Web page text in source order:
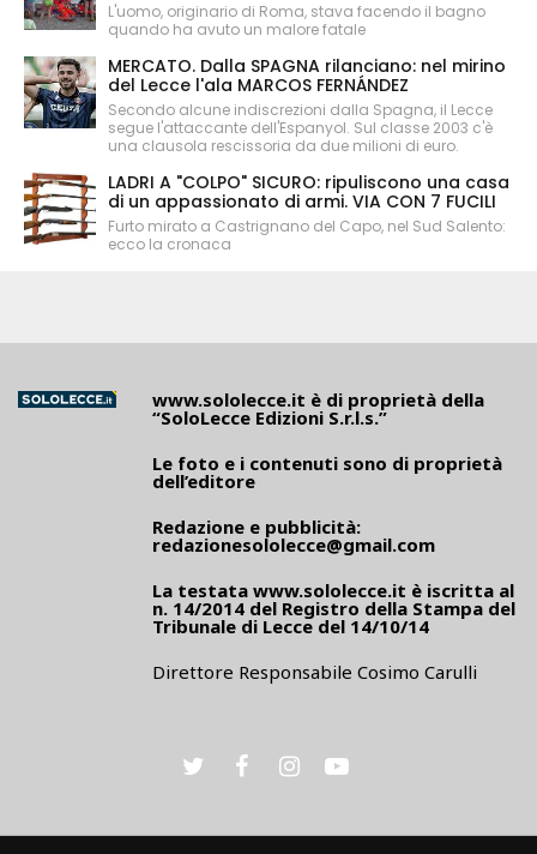
L'uomo, originario di Roma, stava facendo il bagno
quando ha avuto un malore fatale
MERCATO. Dalla SPAGNA rilanciano: nel mirino
del Lecce l'ala MARCOS FERNÁNDEZ
Secondo alcune indiscrezioni dalla Spagna, il Lecce
segue l'attaccante dell'Espanyol. Sul classe 2003 c'è
una clausola rescissoria da due milioni di euro.
LADRI A "COLPO" SICURO: ripuliscono una casa
di un appassionato di armi. VIA CON 7 FUCILI
Furto mirato a Castrignano del Capo, nel Sud Salento:
ecco la cronaca
www.sololecce.it è di proprietà della
“SoloLecce Edizioni S.r.l.s.”
Le foto e i contenuti sono di proprietà
dell’editore
Redazione e pubblicità:
redazionesololecce@gmail.com
La testata www.sololecce.it è iscritta al
n. 14/2014 del Registro della Stampa del
Tribunale di Lecce del 14/10/14
Direttore Responsabile Cosimo Carulli